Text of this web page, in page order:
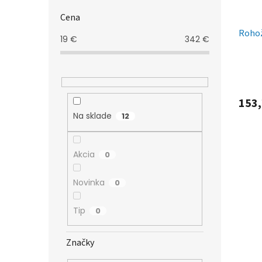
Cena
19 € 342 €
Na sklade 12
Akcia 0
Novinka 0
Tip 0
Značky